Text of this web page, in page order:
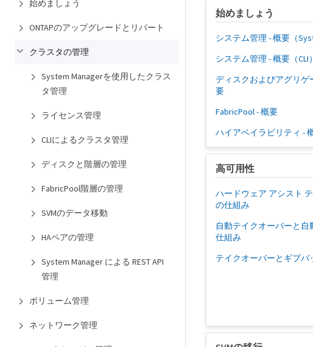
始めましょう
ONTAPのアップグレードとリバート
クラスタの管理
System Managerを使用したクラス
タ管理
ライセンス管理
CLIによるクラスタ管理
ディスクと階層の管理
FabricPool階層の管理
SVMのデータ移動
HAペアの管理
System Manager による REST API
管理
ボリューム管理
ネットワーク管理
始めましょう
システム管理 - 概要（
システム管理 - 概要（CLI）
ディスクおよびアグリゲ
要
FabricPool - 概要
ハイアベイラビリティ -
高可用性
ハードウェア アシスト
の仕組み
自動テイクオーバーと自
仕組み
テイクオーバーとギブバ